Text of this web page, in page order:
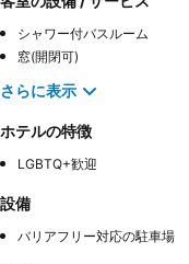
シャワー付バスルーム
窓(開閉可)
さらに表示
ホテルの特徴
LGBTQ+歓迎
設備
バリアフリー対応の駐車場